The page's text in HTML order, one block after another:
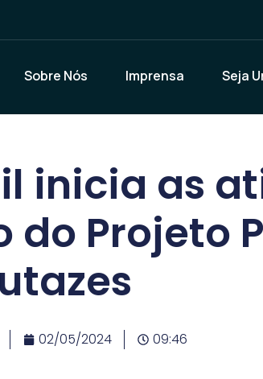
Sobre Nós Imprensa Seja
inicia as
Projeto
02/05/2024 09:46